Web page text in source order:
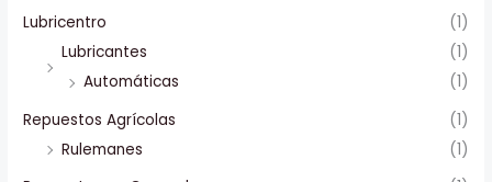
Lubricentro
(1)
Lubricantes
(1)
Automáticas
(1)
Repuestos Agrícolas
(1)
Rulemanes
(1)